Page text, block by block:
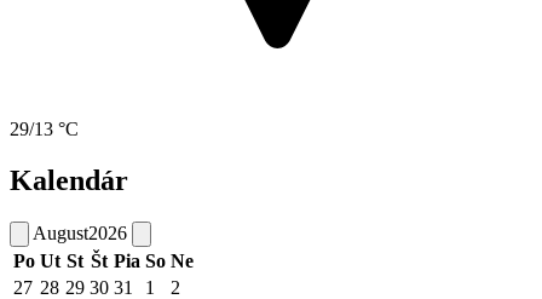
29/13 °C
Kalendár
August2026
Po Ut St Št Pia So Ne
27 28 29 30 31 1
2